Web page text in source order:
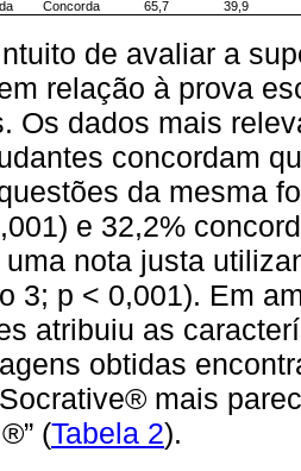
Concorda 65,7 39,9
de avaliar a
relação à prova
Os dados mais
concordam
da mesma
e 32,2%
uma nota justa
3; p < 0,001). Em
atribuiu as
obtidas
mais
(Tabela 2).